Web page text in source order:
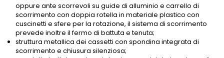
oppure ante scorrevoli su guide di alluminio e carrello di
scorrimento con doppia rotella in materiale plastico con
cuscinetti e sfere per la rotazione, il sistema di scorrimento
prevede inoltre il fermo di battuta e tenuta;
struttura metallica dei cassetti con spondina integrata di
scorrimento e chiusura silenziosa;